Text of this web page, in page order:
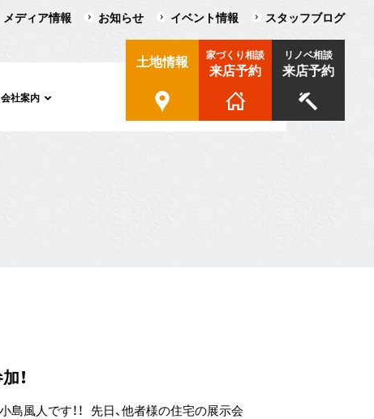
会社案内
土地情報 家づくり相談
来店予約
リノベ相談
来店予約
メディア情報 お知らせ イベント情報 スタッフブログ
！
島風人です！！ 先日、他者様の住宅の展示会